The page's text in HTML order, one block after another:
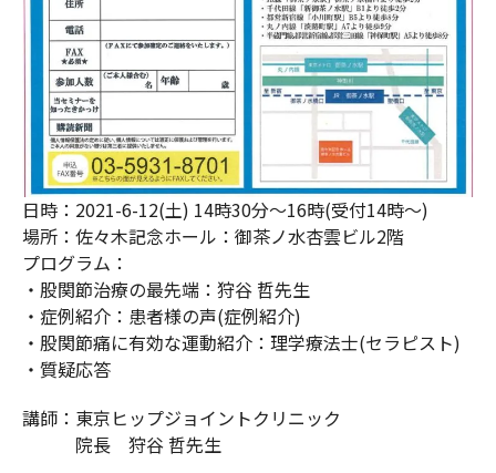
日時：2021-6-12(土) 14時30分～16時(受付14時～)
場所：佐々木記念ホール：御茶ノ水杏雲ビル2階
プログラム：
・股関節治療の最先端：狩谷 哲先生
・症例紹介：患者様の声(症例紹介)
・股関節痛に有効な運動紹介：理学療法士(セラピスト)
・質疑応答
講師：東京ヒップジョイントクリニック
院長 狩谷 哲先生